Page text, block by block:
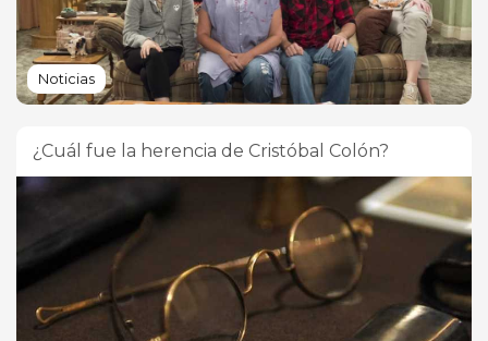
Noticias
¿Cuál fue la herencia de Cristóbal Colón?